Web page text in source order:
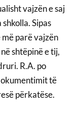
vajzën e saj
Sipas
parë vajzën
shtëpinë e tij,
R.A. po
të
përkatëse.